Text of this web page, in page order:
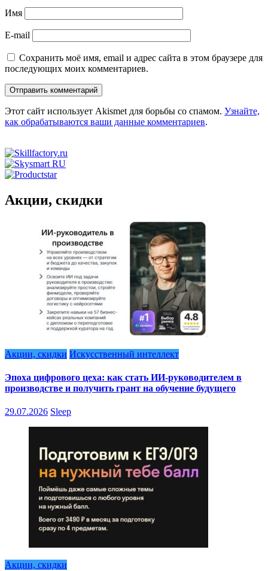
Имя
E-mail
Сохранить моё имя, email и адрес сайта в этом браузере для
последующих моих комментариев.
Этот сайт использует Akismet для борьбы со спамом. Узнайте,
как обрабатываются ваши данные комментариев.
Акции, скидки
Акции, скидки Искусственный интеллект
Эпоха цифрового цеха: как стать ИИ-руководителем в
производстве и получить грант на обучение будущего
29.07.2026 Sleep
Акции, скидки